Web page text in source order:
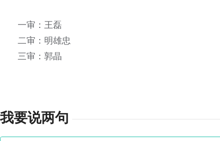
一审：王磊
二审：明雄忠
三审：郭晶
我要说两句